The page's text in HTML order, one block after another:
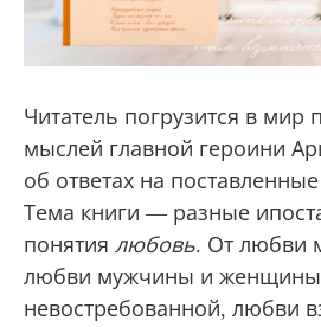
Читатель погрузится в мир
мыслей главной героини
об ответах на
Тема книги — разные
понятия любовь. От любви
любви мужчины и
невостребованной, любви